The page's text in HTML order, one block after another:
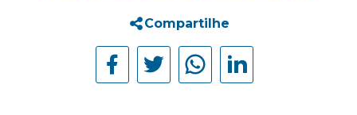
Compartilhe